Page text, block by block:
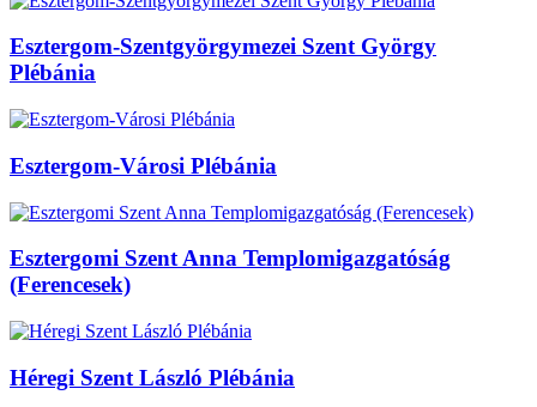
Esztergom-Szentgyörgymezei Szent György
Plébánia
Esztergom-Városi Plébánia
Esztergomi Szent Anna Templomigazgatóság
(Ferencesek)
Héregi Szent László Plébánia